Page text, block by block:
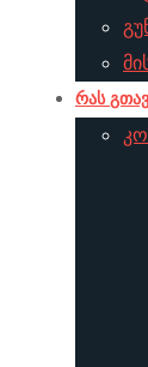
რას